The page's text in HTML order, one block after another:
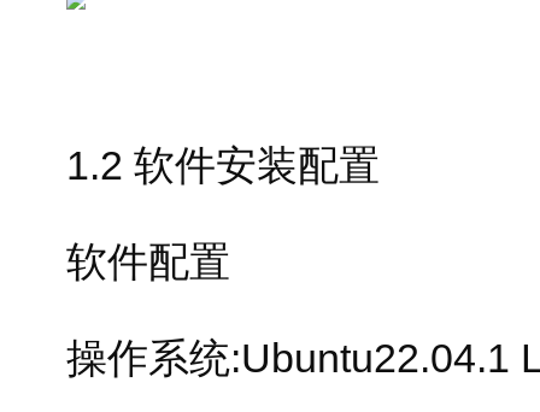
1.2 软件安装配置
软件配置
操作系统:Ubuntu22.04.1